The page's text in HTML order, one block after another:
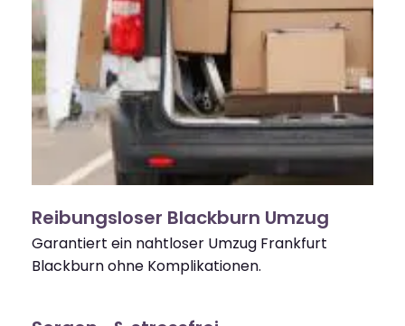
Reibungsloser Blackburn Umzug
Garantiert ein nahtloser Umzug Frankfurt
Blackburn ohne Komplikationen.